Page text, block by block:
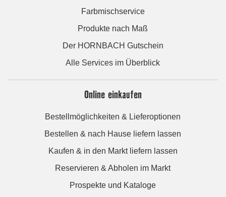
Farbmischservice
Produkte nach Maß
Der HORNBACH Gutschein
Alle Services im Überblick
Online einkaufen
Bestellmöglichkeiten & Lieferoptionen
Bestellen & nach Hause liefern lassen
Kaufen & in den Markt liefern lassen
Reservieren & Abholen im Markt
Prospekte und Kataloge